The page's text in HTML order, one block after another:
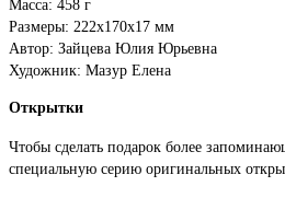
Масса: 458 г
Размеры: 222x170x17 мм
Автор: Зайцева Юлия Юрьевна
Художник: Мазур Елена
Открытки
Чтобы сделать подарок более
специальную серию оригинальных